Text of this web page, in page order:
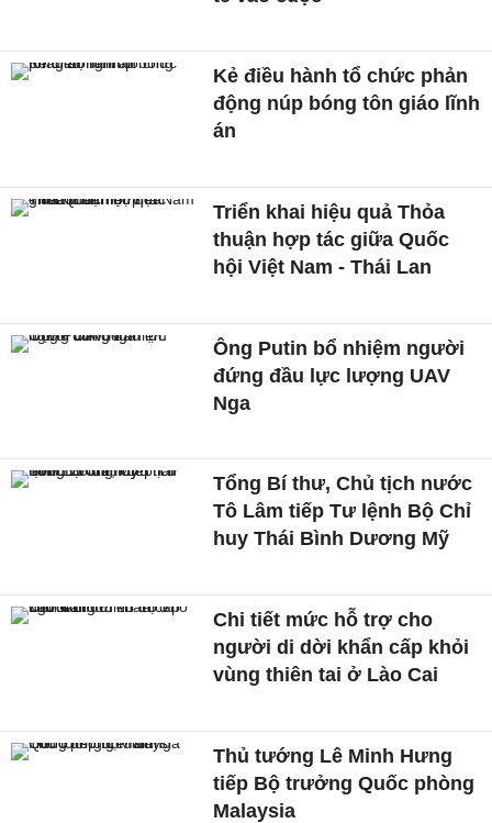
Kẻ điều hành tổ chức phản
động núp bóng tôn giáo lĩnh
án
Triển khai hiệu quả Thỏa
thuận hợp tác giữa Quốc
hội Việt Nam - Thái Lan
Ông Putin bổ nhiệm người
đứng đầu lực lượng UAV
Nga
Tổng Bí thư, Chủ tịch nước
Tô Lâm tiếp Tư lệnh Bộ Chỉ
huy Thái Bình Dương Mỹ
Chi tiết mức hỗ trợ cho
người di dời khẩn cấp khỏi
vùng thiên tai ở Lào Cai
Thủ tướng Lê Minh Hưng
tiếp Bộ trưởng Quốc phòng
Malaysia